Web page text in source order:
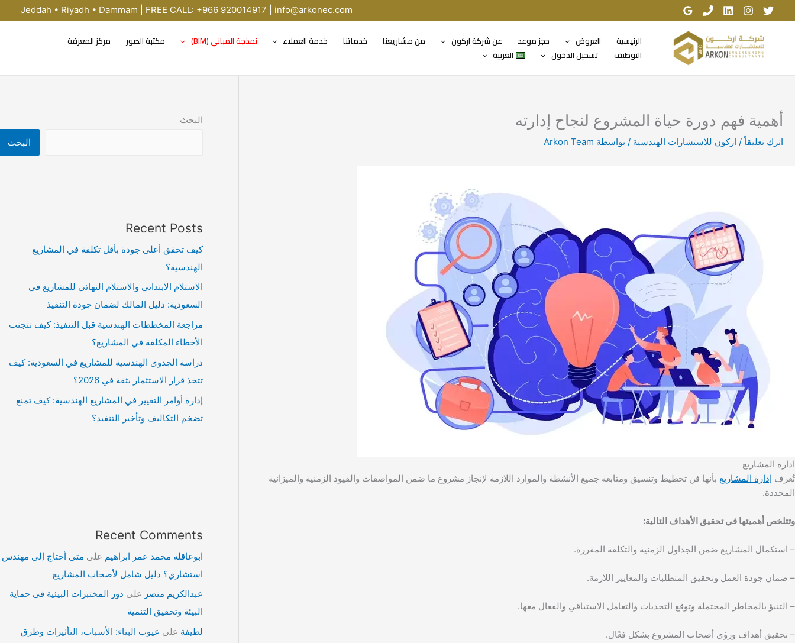
تخطي
إلى
Jeddah • Riyadh • Dammam | FREE CALL: +966 920014917 | info@arkonec.com
الرئيسية العروض حجز موعد عن شركة اركون من مشاريعنا خدماتنا خدمة العملاء نمذجة المباني (BIM) مكتبة الصور
مركز المعرفة
التوظيف
تسجيل الدخول العربية
أهمية فهم دورة حياة المشروع لنجاح إدارته
اترك تعليقاً / اركون للاستشارات الهندسية / بواسطة Arkon Team
ادارة المشاريع
تُعرف إدارة المشاريع بأنها فن تخطيط وتنسيق ومتابعة جميع الأنشطة والموارد اللازمة لإنجاز مشروع ما ضمن المواصفات والقيود الزمنية والميزانية
المحددة.
وتتلخص أهميتها في تحقيق الأهداف التالية:
– استكمال المشاريع ضمن الجداول الزمنية والتكلفة المقررة.
– ضمان جودة العمل وتحقيق المتطلبات والمعايير اللازمة.
– التنبؤ بالمخاطر المحتملة وتوقع التحديات والتعامل الاستباقي والفعال معها.
– تحقيق أهداف ورؤى أصحاب المشروع بشكل فعّال.
البحث
البحث
Recent Posts
كيف تحقق أعلى جودة بأقل تكلفة في المشاريع
الهندسية؟
الاستلام الابتدائي والاستلام النهائي للمشاريع في
السعودية: دليل المالك لضمان جودة التنفيذ
مراجعة المخططات الهندسية قبل التنفيذ: كيف تتجنب
الأخطاء المكلفة في المشاريع؟
دراسة الجدوى الهندسية للمشاريع في السعودية: كيف
تتخذ قرار الاستثمار بثقة في 2026؟
إدارة أوامر التغيير في المشاريع الهندسية: كيف تمنع
تضخم التكاليف وتأخير التنفيذ؟
Recent Comments
ابوعاقله محمد عمر ابراهيم على متى أحتاج إلى مهندس
استشاري؟ دليل شامل لأصحاب المشاريع
عبدالكريم منصر على دور المختبرات البيئية في حماية
البيئة وتحقيق التنمية
لطيفة على عيوب البناء: الأسباب، التأثيرات وطرق